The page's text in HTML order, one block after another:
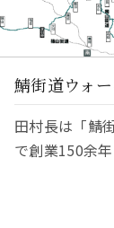
鯖街道ウォ
田村長は「鯖
で創業150余年